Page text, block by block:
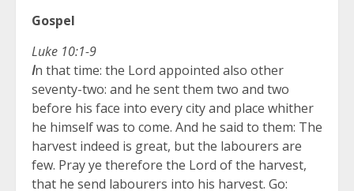
Gospel
Luke 10:1-9
In that time: the Lord appointed also other
seventy-two: and he sent them two and two
before his face into every city and place whither
he himself was to come. And he said to them: The
harvest indeed is great, but the labourers are
few. Pray ye therefore the Lord of the harvest,
that he send labourers into his harvest. Go: